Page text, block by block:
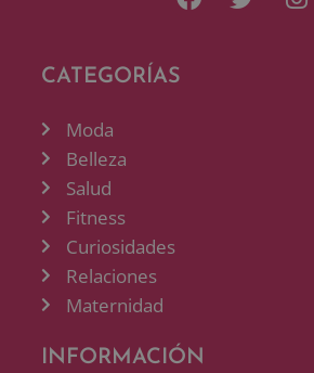
CATEGORÍAS
Moda
Belleza
Salud
Fitness
Curiosidades
Relaciones
Maternidad
INFORMACIÓN